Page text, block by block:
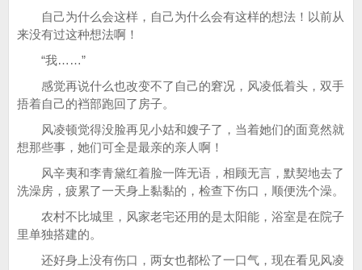
自己为什么会这样，自己为什么会有这样的想法！以前从
来没有过这种想法啊！
“我……”
感觉再说什么也改变不了自己的窘况，风凌低着头，双手
捂着自己的裆部跑回了房子。
风凌顿觉得没脸再见小姑和嫂子了，当着她们的面竟然就
想那些事，她们可全是最亲的亲人啊！
风辛夷和李青黛红着脸一阵无语，相顾无言，默契地去了
洗澡房，疲累了一天身上黏黏的，检查下伤口，顺便洗个澡。
农村不比城里，风家老宅还用的是太阳能，浴室是在院子
里单独搭建的。
还好身上没有伤口，两女也都松了一口气，现在看见风凌